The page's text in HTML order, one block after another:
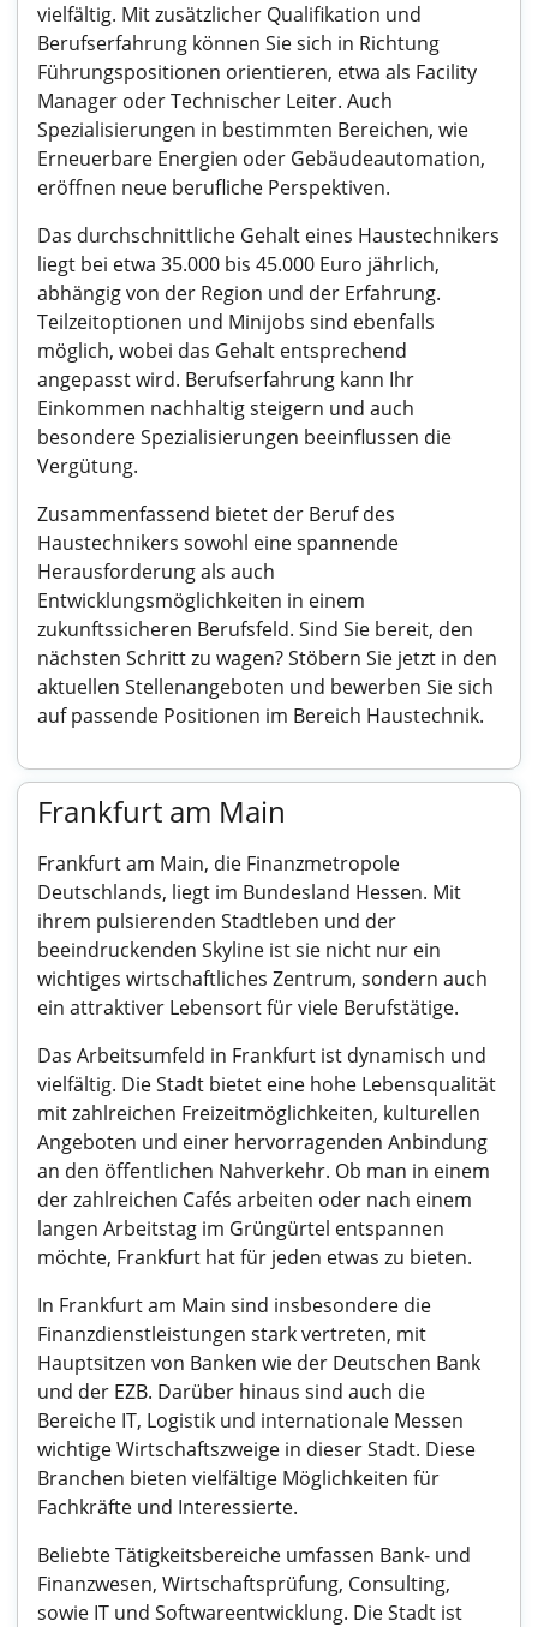
vielfältig. Mit zusätzlicher Qualifikation und
Berufserfahrung können Sie sich in Richtung
Führungspositionen orientieren, etwa als Facility
Manager oder Technischer Leiter. Auch
Spezialisierungen in bestimmten Bereichen, wie
Erneuerbare Energien oder Gebäudeautomation,
eröffnen neue berufliche Perspektiven.
Das durchschnittliche Gehalt eines Haustechnikers
liegt bei etwa 35.000 bis 45.000 Euro jährlich,
abhängig von der Region und der Erfahrung.
Teilzeitoptionen und Minijobs sind ebenfalls
möglich, wobei das Gehalt entsprechend
angepasst wird. Berufserfahrung kann Ihr
Einkommen nachhaltig steigern und auch
besondere Spezialisierungen beeinflussen die
Vergütung.
Zusammenfassend bietet der Beruf des
Haustechnikers sowohl eine spannende
Herausforderung als auch
Entwicklungsmöglichkeiten in einem
zukunftssicheren Berufsfeld. Sind Sie bereit, den
nächsten Schritt zu wagen? Stöbern Sie jetzt in den
aktuellen Stellenangeboten und bewerben Sie sich
auf passende Positionen im Bereich Haustechnik.
Frankfurt am Main
Frankfurt am Main, die Finanzmetropole
Deutschlands, liegt im Bundesland Hessen. Mit
ihrem pulsierenden Stadtleben und der
beeindruckenden Skyline ist sie nicht nur ein
wichtiges wirtschaftliches Zentrum, sondern auch
ein attraktiver Lebensort für viele Berufstätige.
Das Arbeitsumfeld in Frankfurt ist dynamisch und
vielfältig. Die Stadt bietet eine hohe Lebensqualität
mit zahlreichen Freizeitmöglichkeiten, kulturellen
Angeboten und einer hervorragenden Anbindung
an den öffentlichen Nahverkehr. Ob man in einem
der zahlreichen Cafés arbeiten oder nach einem
langen Arbeitstag im Grüngürtel entspannen
möchte, Frankfurt hat für jeden etwas zu bieten.
In Frankfurt am Main sind insbesondere die
Finanzdienstleistungen stark vertreten, mit
Hauptsitzen von Banken wie der Deutschen Bank
und der EZB. Darüber hinaus sind auch die
Bereiche IT, Logistik und internationale Messen
wichtige Wirtschaftszweige in dieser Stadt. Diese
Branchen bieten vielfältige Möglichkeiten für
Fachkräfte und Interessierte.
Beliebte Tätigkeitsbereiche umfassen Bank- und
Finanzwesen, Wirtschaftsprüfung, Consulting,
sowie IT und Softwareentwicklung. Die Stadt ist